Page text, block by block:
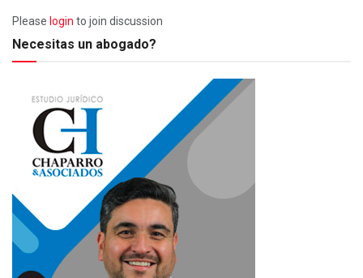
Please login to join discussion
Necesitas un abogado?